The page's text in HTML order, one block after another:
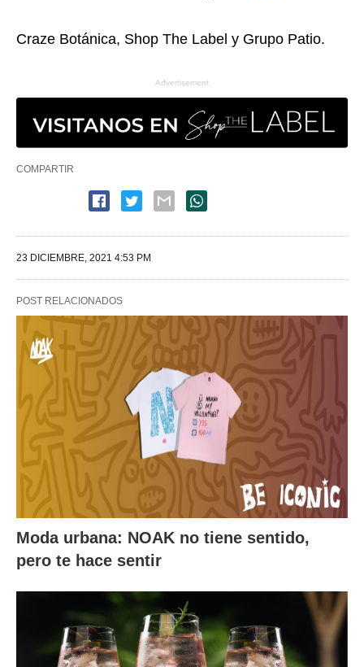
Craze Botánica, Shop The Label y Grupo Patio.
Advertisement
COMPARTIR
23 DICIEMBRE, 2021 4:53 PM
POST RELACIONADOS
Moda urbana: NOAK no tiene sentido,
pero te hace sentir